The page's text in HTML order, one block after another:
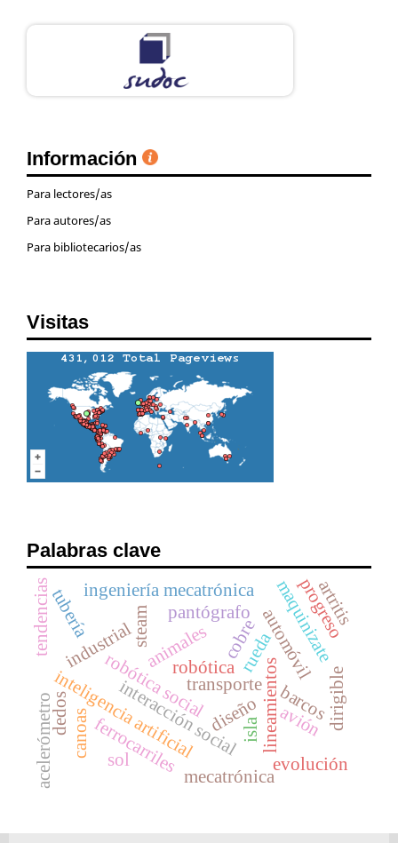
Información
Para lectores/as
Para autores/as
Para bibliotecarios/as
Visitas
Palabras clave
robótica
robótica social
interacción social
diseñolineamientos
inteligencia artificialtransporte
evolución
animales
canoas
rueda
barcos
ferrocarriles
automóvil
dirigible
avión
maquinizate
pantógrafo
industrialsteam progreso
ingeniería mecatrónica
sol
cobre
tubería artritis
dedos isla
mecatrónica
acelerómetro
tendencias